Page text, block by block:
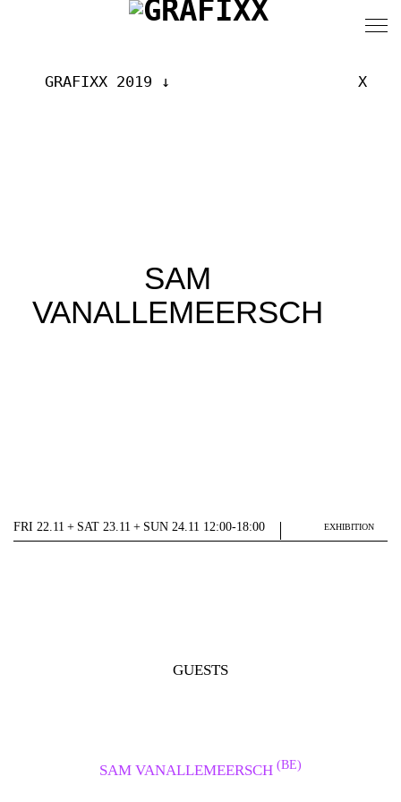
GRAFIXX 2019 X
SAM
VANALLEMEERSCH
FRI 22.11 + SAT 23.11 + SUN 24.11 12:00-18:00 EXHIBITION
GUESTS
SAM VANALLEMEERSCH (BE)